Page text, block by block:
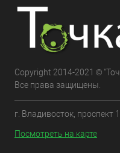
Copyright 2014-2021 ©
Все права защищены.
г. Владивосток, проспект
Посмотреть на карте